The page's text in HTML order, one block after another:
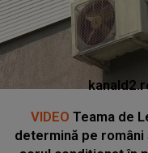
VIDEO Teama de
determină pe români